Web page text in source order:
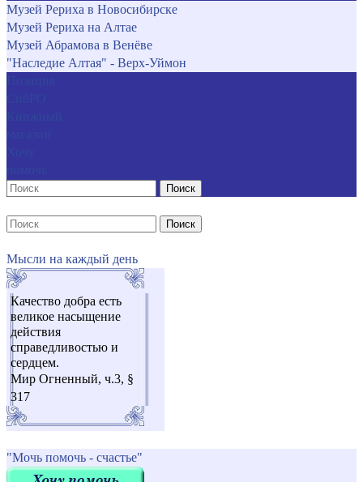
Музей Рериха в Новосибирске
Музей Рериха на Алтае
Музей Абрамова в Венёве
"Наследие Алтая" - Верх-Уймон
Поиск
Поиск
Мысли на каждый день
Качество добра есть
великое насыщение
действия
справедливостью и
сердцем.
Мир Огненный, ч.3, §
317
"Мочь помочь - счастье"